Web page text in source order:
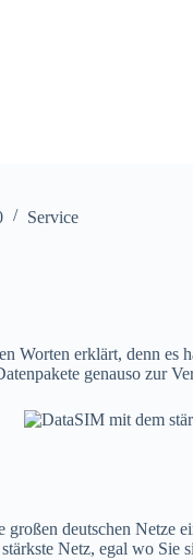
Service
Worten erklärt, denn es
genauso zur
deutschen Netze
Netz, egal wo Sie